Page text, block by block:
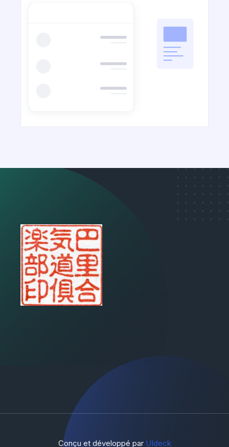
Conçu et développé par UIdeck